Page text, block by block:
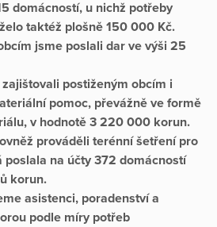
domácností, u nichž potřeby
taktéž plošně 150 000 Kč.
jsme poslali dar ve výši 25
postiženým obcím i
pomoc, převážně ve formě
v hodnotě 3 220 000 korun.
prováděli terénní šetření pro
poslala na účty 372 domácností
korun.
asistenci, poradenství a
podle míry potřeb